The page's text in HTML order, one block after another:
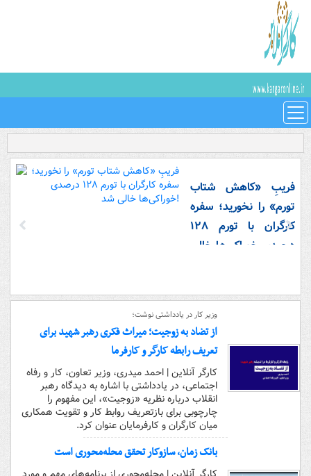
فریبِ «کاهش شتاب
تورم» را نخورید؛ سفره
کارگران با تورم ۱۲۸
درصدی خوراکی‌ها خالی
وزیر کار در یادداشتی نوشت؛
از تضاد به زوجیت؛ میراث فکری رهبر شهید برای
تعریف رابطه کارگر و کارفرما
کارگر آنلاین | احمد میدری، وزیر تعاون، کار و رفاه
اجتماعی، در یادداشتی با اشاره به دیدگاه رهبر
انقلاب درباره نظریه «زوجیت»، این مفهوم را
چارچوبی برای بازتعریف روابط کار و تقویت همکاری
میان کارگران و کارفرمایان عنوان کرد.
بانک زمان، سازوکار تحقق محله‌محوری است